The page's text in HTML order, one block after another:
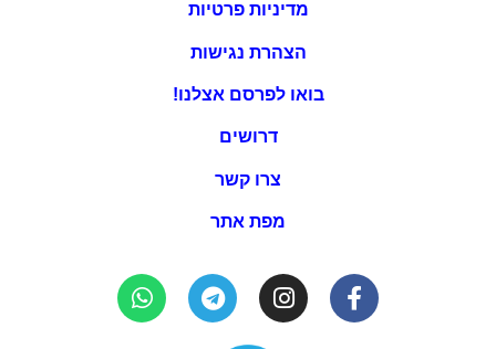
מדיניות פרטיות
הצהרת נגישות
בואו לפרסם אצלנו!
דרושים
צרו קשר
מפת אתר